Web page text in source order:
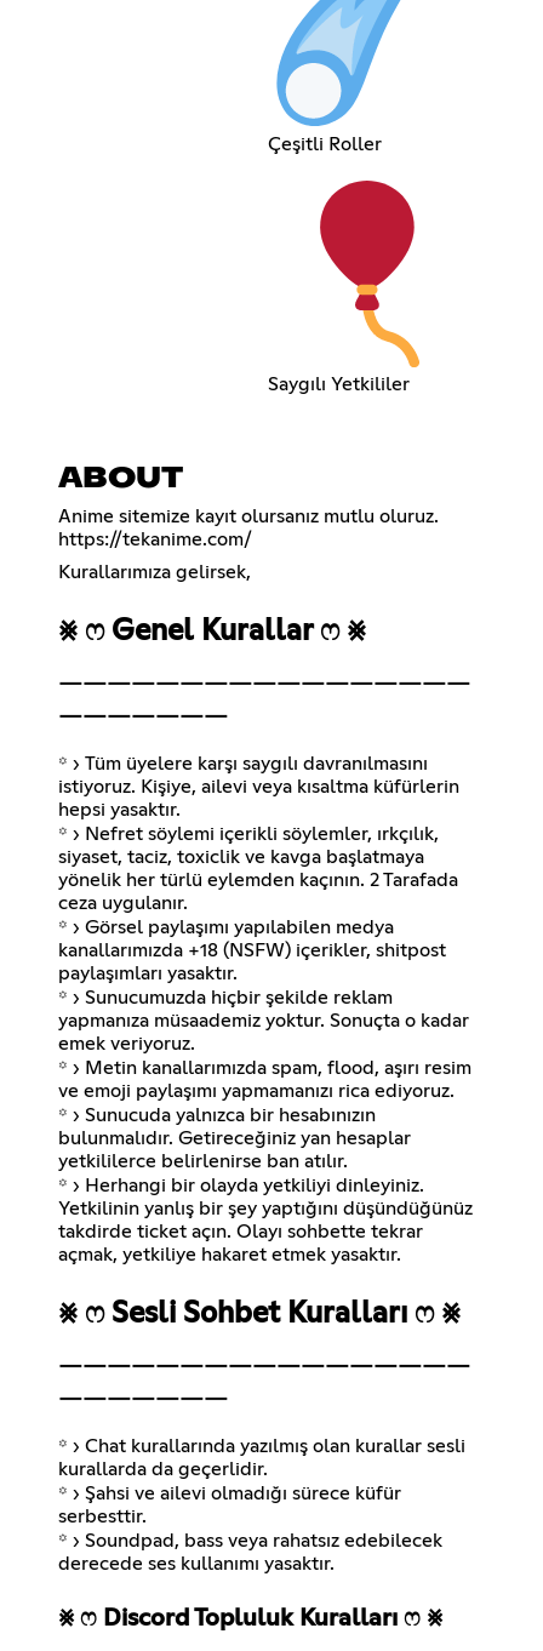
Çeşitli Roller
Saygılı Yetkililer
ABOUT
https://tekanime.com/
⨳ ෆ Genel Kurallar ෆ ⨳
꙳ › Tüm üyelere karşı saygılı davranılmasını
istiyoruz. Kişiye, ailevi veya kısaltma küfürlerin
hepsi yasaktır.
꙳ › Nefret söylemi içerikli söylemler, ırkçılık,
siyaset, taciz, toxiclik ve kavga başlatmaya
yönelik her türlü eylemden kaçının. 2 Tarafada
ceza uygulanır.
꙳ › Görsel paylaşımı yapılabilen medya
kanallarımızda +18 (NSFW) içerikler, shitpost
paylaşımları yasaktır.
꙳ › Sunucumuzda hiçbir şekilde reklam
yapmanıza müsaademiz yoktur. Sonuçta o kadar
emek veriyoruz.
꙳ › Metin kanallarımızda spam, flood, aşırı resim
ve emoji paylaşımı yapmamanızı rica ediyoruz.
꙳ › Sunucuda yalnızca bir hesabınızın
bulunmalıdır. Getireceğiniz yan hesaplar
yetkililerce belirlenirse ban atılır.
꙳ › Herhangi bir olayda yetkiliyi dinleyiniz.
Yetkilinin yanlış bir şey yaptığını düşündüğünüz
takdirde ticket açın. Olayı sohbette tekrar
⨳ ෆ Sesli Sohbet Kuralları ෆ ⨳
꙳ › Chat kurallarında yazılmış olan kurallar sesli
kurallarda da geçerlidir.
꙳ › Şahsi ve ailevi olmadığı sürece küfür
serbesttir.
꙳ › Soundpad, bass veya rahatsız edebilecek
⨳ ෆ Discord Topluluk Kuralları ෆ ⨳